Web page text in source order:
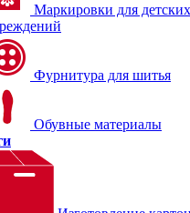
Маркировки для
Фурнитура для шитья
Обувные материалы